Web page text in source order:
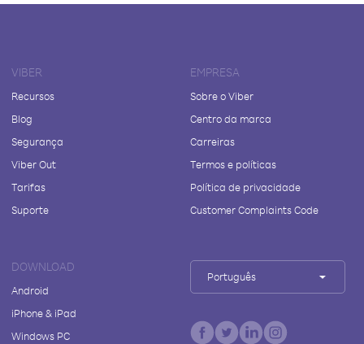
VIBER
Recursos
Blog
Segurança
Viber Out
Tarifas
Suporte
EMPRESA
Sobre o Viber
Centro da marca
Carreiras
Termos e políticas
Política de privacidade
Customer Complaints Code
DOWNLOAD
Android
iPhone & iPad
Windows PC
Português